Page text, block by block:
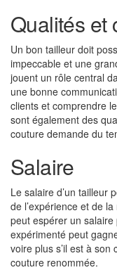
Qualités et
Un bon tailleur doit
impeccable et une
jouent un rôle central
une bonne
clients et comprendre
sont également des
couture demande du
Salaire
Le salaire d’un tailleur
de l’expérience et de
peut espérer un salaire
expérimenté peut
voire plus s’il est à
couture renommée.